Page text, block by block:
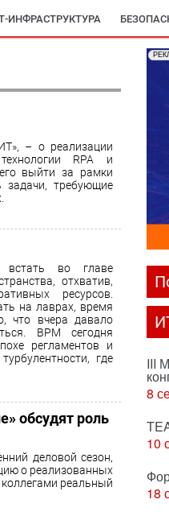
ИНФРАСТРУКТУРА
– о реализации
RPA и
выйти за рамки
задачи, требующие
во главе
отхватив,
ресурсов.
на лаврах, время
что вчера давало
BPM сегодня
регламентов и
где
обсудят роль
деловой сезон,
о реализованных
реальный
III
8
10
18